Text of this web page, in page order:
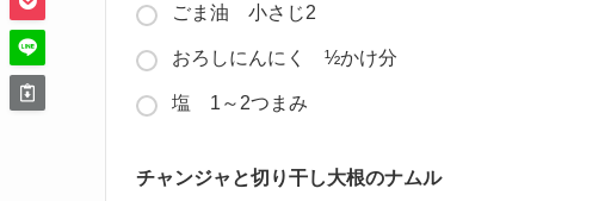
ごま油 小さじ2
おろしにんにく ½かけ分
塩 1～2つまみ
チャンジャと切り干し大根のナムル